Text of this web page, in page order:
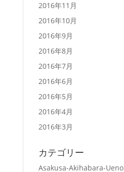
2016年11月
2016年10月
2016年9月
2016年8月
2016年7月
2016年6月
2016年5月
2016年4月
2016年3月
カテゴリー
Asakusa-Akihabara-Ueno